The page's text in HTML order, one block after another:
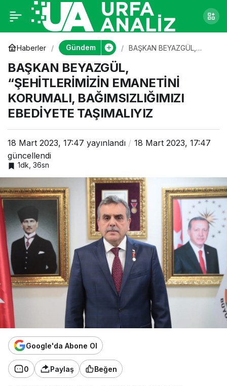
Haberler Gündem
BAŞKAN BEYAZGÜL,
BAĞIMSIZLIĞIMIZI
EBEDİYETE TAŞIMALIYIZ
BAŞKAN BEYAZGÜL,
“ŞEHİTLERİMİZİN EMANETİNİ
KORUMALI, BAĞIMSIZLIĞIMIZI
EBEDİYETE TAŞIMALIYIZ
18 Mart 2023, 17:47 yayınlandı
18 Mart 2023, 17:47
güncellendi
1dk, 36sn
Google'da Abone Ol
0 Paylaş Beğen
BAŞKAN BEYAZGÜL,
“ŞEHİTLERİMİZİN
EMANETİNİ
KORUMALI,
EBEDİYETE
0